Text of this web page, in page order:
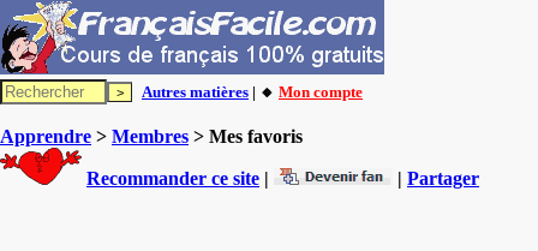
Autres matières | 🔸 Mon compte
Apprendre > Membres > Mes favoris
Recommander ce site | | Partager